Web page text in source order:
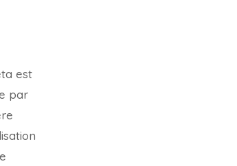
est
par